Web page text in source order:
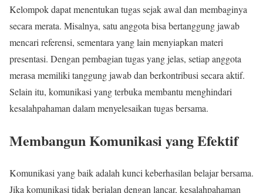
Kelompok dapat menentukan tugas sejak awal dan membaginya
secara merata. Misalnya, satu anggota bisa bertanggung jawab
mencari referensi, sementara yang lain menyiapkan materi
presentasi. Dengan pembagian tugas yang jelas, setiap anggota
merasa memiliki tanggung jawab dan berkontribusi secara aktif.
Selain itu, komunikasi yang terbuka membantu menghindari
kesalahpahaman dalam menyelesaikan tugas bersama.
Membangun Komunikasi yang Efektif
Komunikasi yang baik adalah kunci keberhasilan belajar bersama.
Jika komunikasi tidak berjalan dengan lancar, kesalahpahaman